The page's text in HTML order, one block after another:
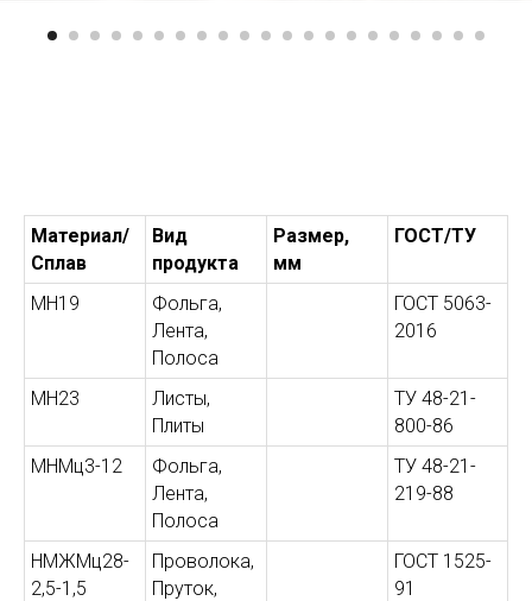
Материал/
Сплав
Вид
продукта
Размер,
мм
ГОСТ/ТУ
МН19
Фольга,
Лента,
Полоса
ГОСТ 5063-
2016
МН23
Листы,
Плиты
ТУ 48-21-
800-86
МНМц3-12
Фольга,
Лента,
Полоса
ТУ 48-21-
219-88
НМЖМц28-
2,5-1,5
Проволока,
Пруток,
ГОСТ 1525-
91